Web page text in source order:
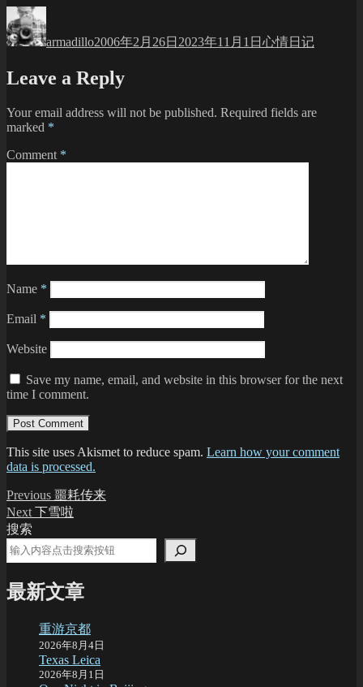
armadillo2006年2月26日 2023年11月1日 心情日记
Leave a Reply
Your email address will not be published. Required fields are
marked *
Comment *
Name *
Email *
Website
Save my name, email, and website in this browser for the next
time I comment.
This site uses Akismet to reduce spam. Learn how your comment
data is processed.
Post
navigation
Previous Previous
post:
噩耗传来
Next Next
下雪啦
搜索
最新文章
重游京都
2026年8月4日
Texas Leica
2026年8月1日